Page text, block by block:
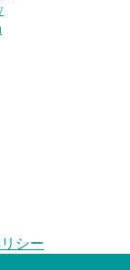
シー